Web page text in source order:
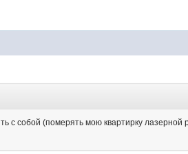
собой (померять мою квартирку лазерной